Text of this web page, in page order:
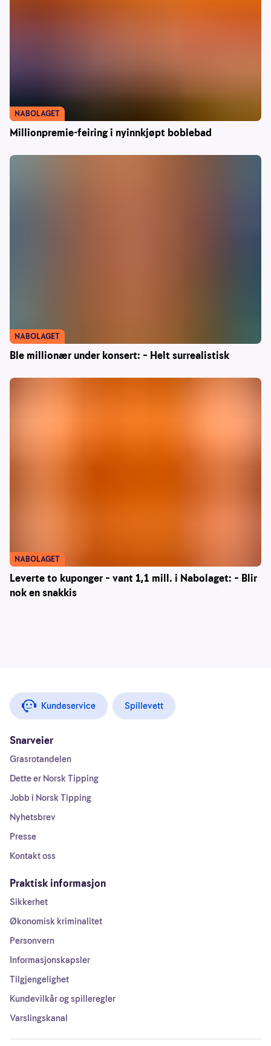
Millionpremie-feiring i nyinnkjøpt boblebad
NABOLAGET
Ble millionær under konsert: – Helt surrealistisk
NABOLAGET
Leverte to kuponger – vant 1,1 mill. i Nabolaget: – Blir
nok en snakkis
NABOLAGET
Kundeservice Spillevett
Snarveier
Grasrotandelen
Dette er Norsk Tipping
Jobb i Norsk Tipping
Nyhetsbrev
Presse
Kontakt oss
Praktisk informasjon
Sikkerhet
Økonomisk kriminalitet
Personvern
Informasjonskapsler
Tilgjengelighet
Kundevilkår og spilleregler
Varslingskanal